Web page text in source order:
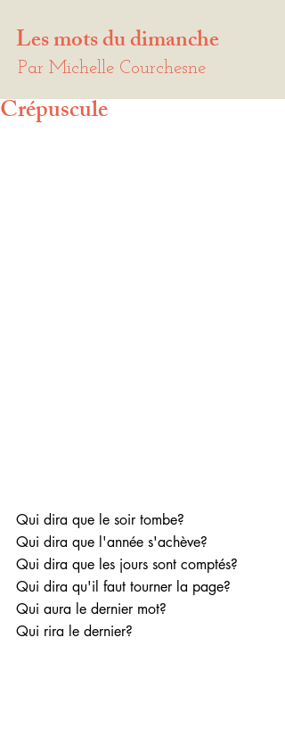
Les mots du dimanche
Par Michelle Courchesne
Crépuscule
Qui dira que le soir tombe?
Qui dira que l'année s'achève?
Qui dira que les jours sont comptés?
Qui dira qu'il faut tourner la page?
Qui aura le dernier mot?
Qui rira le dernier?